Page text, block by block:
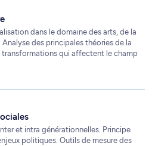
dans le domaine des arts, de la
des principales théories de la
qui affectent le champ
et intra générationnelles. Principe
politiques. Outils de mesure des